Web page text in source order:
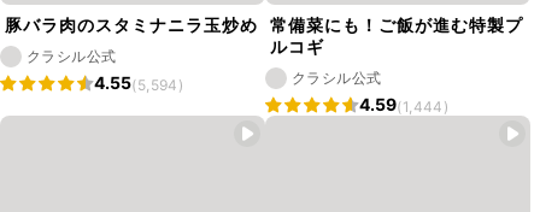
豚バラ肉のスタミナニラ玉炒め
クラシル公式
4.55(5,594)
常備菜にも！ご飯が進む特製プ
ルコギ
クラシル公式
4.59(1,444)